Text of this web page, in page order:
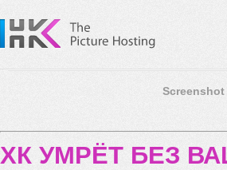
Screenshot
ХК УМРЁТ БЕЗ